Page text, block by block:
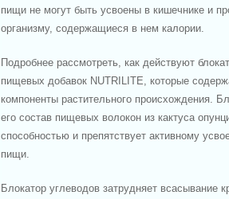
пищи не могут быть усвоены в кишечнике и
организму, содержащиеся в нем калории.
Подробнее рассмотреть, как действуют
пищевых добавок NUTRILITE, которые
компоненты растительного происхождения.
его состав пищевых волокон из кактуса
способностью и препятствует активному
пищи.
Блокатор углеводов затрудняет всасывание